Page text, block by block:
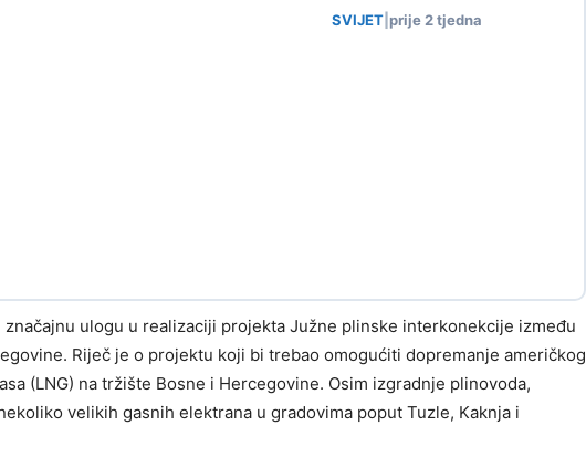
SVIJET prije 2 tjedna
značajnu ulogu u realizaciji projekta Južne plinske interkonekcije između
Riječ je o projektu koji bi trebao omogućiti dopremanje američkog
(LNG) na tržište Bosne i Hercegovine. Osim izgradnje plinovoda,
velikih gasnih elektrana u gradovima poput Tuzle, Kaknja i